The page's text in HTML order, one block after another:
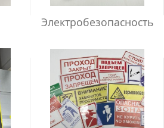
Электробезопасность